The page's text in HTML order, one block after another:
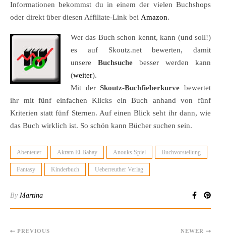
Informationen bekommst du in einem der vielen Buchshops
oder direkt über diesen Affiliate-Link bei Amazon.
Wer das Buch schon kennt, kann (und soll!)
es auf Skoutz.net bewerten, damit
unsere Buchsuche besser werden kann
(weiter).
Mit derSkoutz-Buchfieberkurve bewertet
ihr mit fünf einfachen Klicks ein Buch anhand von fünf
Kriterien statt fünf Sternen. Auf einen Blick seht ihr dann, wie
das Buch wirklich ist. So schön kann Bücher suchen sein.
Abenteuer Akram El-Bahay Anouks Spiel Buchvorstellung
Fantasy Kinderbuch Ueberreuther Verlag
By Martina
PREVIOUS NEWER